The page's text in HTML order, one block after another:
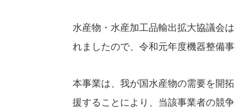
水産物・水産加工品輸出拡大協議会
れましたので、令和元年度機器整備
本事業は、我が国水産物の需要を開
援することにより、当該事業者の競